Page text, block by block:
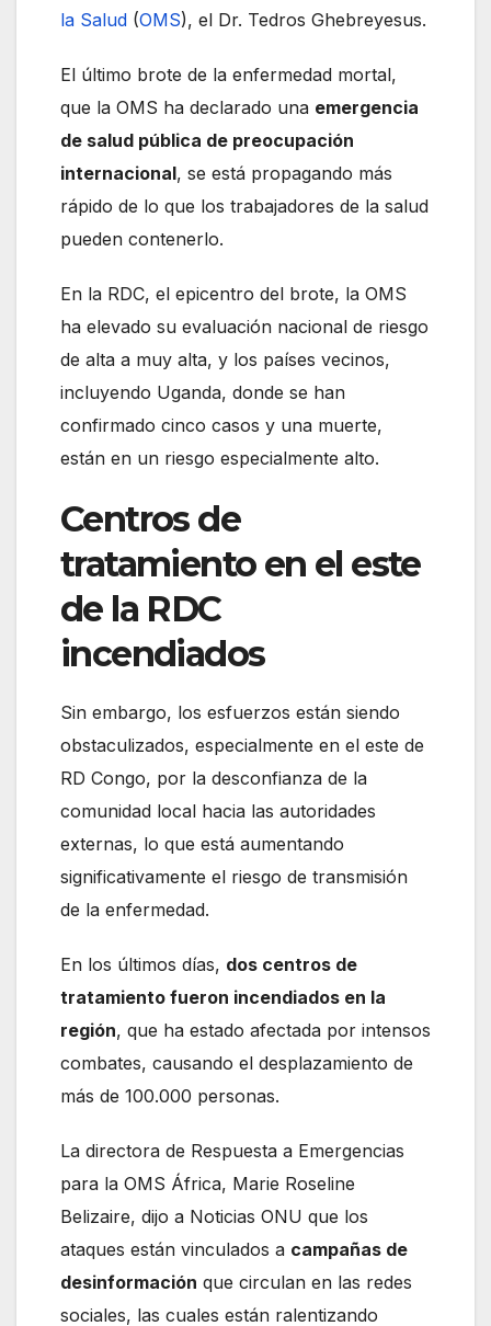
la Salud (OMS), el Dr. Tedros Ghebreyesus.
El último brote de la enfermedad mortal,
que la OMS ha declarado una emergencia
de salud pública de preocupación
internacional, se está propagando más
rápido de lo que los trabajadores de la salud
pueden contenerlo.
En la RDC, el epicentro del brote, la OMS
ha elevado su evaluación nacional de riesgo
de alta a muy alta, y los países vecinos,
incluyendo Uganda, donde se han
confirmado cinco casos y una muerte,
están en un riesgo especialmente alto.
Centros de
tratamiento en el este
de la RDC
incendiados
Sin embargo, los esfuerzos están siendo
obstaculizados, especialmente en el este de
RD Congo, por la desconfianza de la
comunidad local hacia las autoridades
externas, lo que está aumentando
significativamente el riesgo de transmisión
de la enfermedad.
En los últimos días, dos centros de
tratamiento fueron incendiados en la
región, que ha estado afectada por intensos
combates, causando el desplazamiento de
más de 100.000 personas.
La directora de Respuesta a Emergencias
para la OMS África, Marie Roseline
Belizaire, dijo a Noticias ONU que los
ataques están vinculados a campañas de
desinformación que circulan en las redes
sociales, las cuales están ralentizando